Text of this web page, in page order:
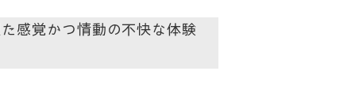
感覚かつ情動の不快な体験